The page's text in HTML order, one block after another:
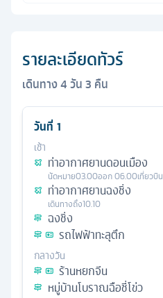
รายละเอียดทัวร์
เดินทาง4วัน3 คืน
วันที่ 1
เช้า
ท่าอากาศยานดอนเมือง
นัดหมาย03.00ออก06.00เที่ยวบิน
ท่าอากาศยานฉงชิ่ง
เดินทางถึง10.10
ฉงชิ่ง
รถไฟฟ้าทะลุตึก
กลางวัน
ร้านหยกจีน
หมู่บ้านโบราณฉือชี่โข่ว